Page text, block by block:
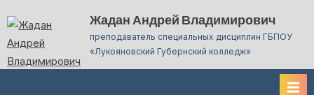
to
content
Жадан Андрей Владимирович
преподаватель специальных дисциплин ГБПОУ
«Лукояновский Губернский колледж»